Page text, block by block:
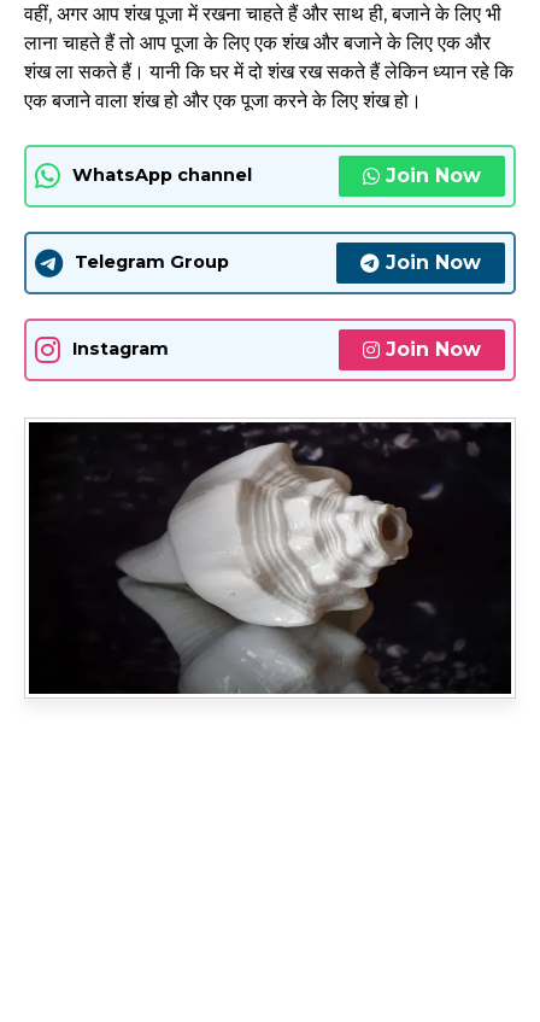
वहीं, अगर आप शंख पूजा में रखना चाहते हैं और साथ ही, बजाने के लिए भी
लाना चाहते हैं तो आप पूजा के लिए एक शंख और बजाने के लिए एक और
शंख ला सकते हैं। यानी कि घर में दो शंख रख सकते हैं लेकिन ध्यान रहे कि
एक बजाने वाला शंख हो और एक पूजा करने के लिए शंख हो।
WhatsApp channel Join Now
Telegram Group Join Now
Instagram Join Now